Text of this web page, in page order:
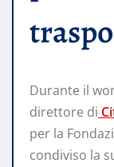
Durante il
direttore di
per la
condiviso la